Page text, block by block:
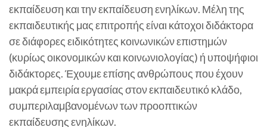
εκπαίδευση και την εκπαίδευση ενηλίκων. Μέλη της
εκπαιδευτικής μας επιτροπής είναι κάτοχοι διδάκτορα
σε διάφορες ειδικότητες κοινωνικών επιστημών
(κυρίως οικονομικών και κοινωνιολογίας) ή υποψήφιοι
διδάκτορες. Έχουμε επίσης ανθρώπους που έχουν
μακρά εμπειρία εργασίας στον εκπαιδευτικό κλάδο,
συμπεριλαμβανομένων των προοπτικών
εκπαίδευσης ενηλίκων.